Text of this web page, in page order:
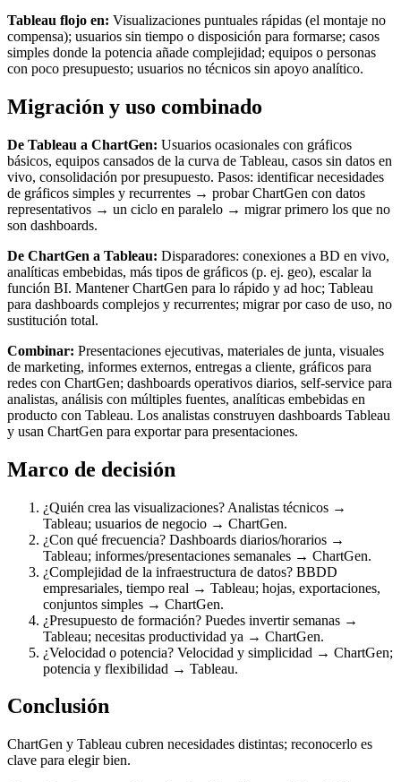
Tableau flojo en: Visualizaciones puntuales rápidas (el montaje no
compensa); usuarios sin tiempo o disposición para formarse; casos
simples donde la potencia añade complejidad; equipos o personas
con poco presupuesto; usuarios no técnicos sin apoyo analítico.
Migración y uso combinado
De Tableau a ChartGen: Usuarios ocasionales con gráficos
básicos, equipos cansados de la curva de Tableau, casos sin datos en
vivo, consolidación por presupuesto. Pasos: identificar necesidades
de gráficos simples y recurrentes → probar ChartGen con datos
representativos → un ciclo en paralelo → migrar primero los que no
son dashboards.
De ChartGen a Tableau: Disparadores: conexiones a BD en vivo,
analíticas embebidas, más tipos de gráficos (p. ej. geo), escalar la
función BI. Mantener ChartGen para lo rápido y ad hoc; Tableau
para dashboards complejos y recurrentes; migrar por caso de uso, no
sustitución total.
Combinar: Presentaciones ejecutivas, materiales de junta, visuales
de marketing, informes externos, entregas a cliente, gráficos para
redes con ChartGen; dashboards operativos diarios, self-service para
analistas, análisis con múltiples fuentes, analíticas embebidas en
producto con Tableau. Los analistas construyen dashboards Tableau
y usan ChartGen para exportar para presentaciones.
Marco de decisión
¿Quién crea las visualizaciones? Analistas técnicos →
Tableau; usuarios de negocio → ChartGen.
¿Con qué frecuencia? Dashboards diarios/horarios →
Tableau; informes/presentaciones semanales → ChartGen.
¿Complejidad de la infraestructura de datos? BBDD
empresariales, tiempo real → Tableau; hojas, exportaciones,
conjuntos simples → ChartGen.
¿Presupuesto de formación? Puedes invertir semanas →
Tableau; necesitas productividad ya → ChartGen.
¿Velocidad o potencia? Velocidad y simplicidad → ChartGen;
potencia y flexibilidad → Tableau.
Conclusión
ChartGen y Tableau cubren necesidades distintas; reconocerlo es
clave para elegir bien.